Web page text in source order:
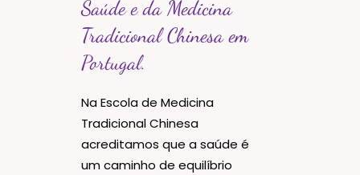
Saúde e da Medicina
Tradicional Chinesa em
Portugal.
Na Escola de Medicina
Tradicional Chinesa
acreditamos que a saúde é
um caminho de equilíbrio